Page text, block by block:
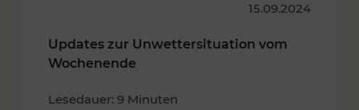
15.09.2024
Updates zur Unwettersituation vom
Wochenende
Lesedauer: 9 Minuten